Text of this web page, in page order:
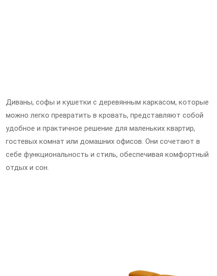
Диваны, софы и кушетки с деревянным каркасом, которые
можно легко превратить в кровать, представляют собой
удобное и практичное решение для маленьких квартир,
гостевых комнат или домашних офисов. Они сочетают в
себе функциональность и стиль, обеспечивая комфортный
отдых и сон.